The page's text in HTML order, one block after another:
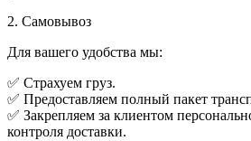
2. Самовывоз
Для вашего удобства мы:
✅ Страхуем груз.
✅ Предоставляем полный пакет
✅ Закрепляем за клиентом
контроля доставки.